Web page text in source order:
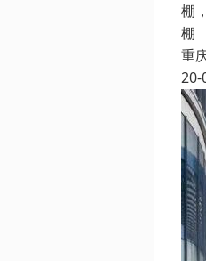
棚
棚
重
20-